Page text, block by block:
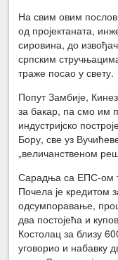
На свим овим
од пројектаната,
сировина, до
српским
траже посао у свету.
Попут Замбије,
за бакар, па смо им
индустријско
Бору, све уз
„величанственом
Сарадња са ЕПС-ом
Почела је кредитом
одсумпоравање,
два постојећа и
Костолац за близу
уговорио и набавку